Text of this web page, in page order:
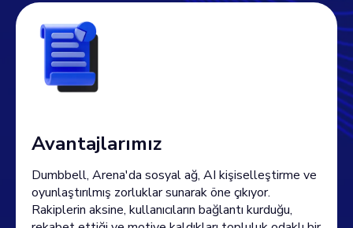
Avantajlarımız
Dumbbell, Arena'da sosyal ağ, AI kişiselleştirme ve
oyunlaştırılmış zorluklar sunarak öne çıkıyor.
Rakiplerin aksine, kullanıcıların bağlantı kurduğu,